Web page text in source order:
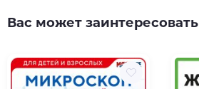
Вас может заинтересовать